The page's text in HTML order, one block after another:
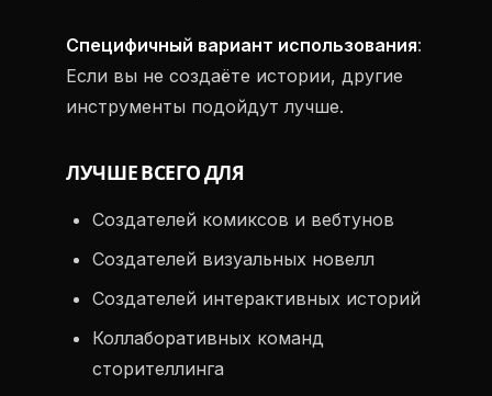
Специфичный вариант использования:
Если вы не создаёте истории, другие
инструменты подойдут лучше.
ЛУЧШЕ ВСЕГО ДЛЯ
Создателей комиксов и вебтунов
Создателей визуальных новелл
Создателей интерактивных историй
Коллаборативных команд
сторителлинга